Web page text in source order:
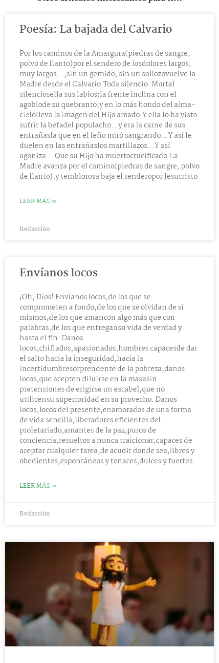
Poesía: La bajada del Calvario
Por los caminos de la Amargura(piedras de sangre,
polvo de llanto)por el sendero de losdolores largos,
muy largos…,sin un gemido, sin un sollozovuelve la
Madre desde el Calvario.Toda silencio. Mortal
silenciosella sus labios;la frente inclina con el
agobiode su quebranto,y en lo más hondo del alma-
cielolleva la imagen del Hijo amado.Y ella lo ha visto
sufrir la befadel populacho…y era la carne de sus
entrañasla que en el leño miró sangrando…Y así le
duelen en las entrañaslos martillazos…Y así
agoniza… Que su Hijo ha muertocrucificado.La
Madre avanza por el camino(piedras de sangre, polvo
de llanto),y temblorosa baja el senderopor Jesucristo
LEER MÁS »
Redacción
Envíanos locos
¡Oh, Dios! Envíanos locos,de los que se
comprometen a fondo,de los que se olvidan de sí
mismos,de los que amancon algo más que con
palabras,de los que entregansu vida de verdad y
hasta el fin. Danos
locos,chiflados,apasionados,hombres capacesde dar
el salto hacia la inseguridad,hacia la
incertidumbresorprendente de la pobreza;danos
locos,que acepten diluirse en la masasin
pretensiones de erigirse un escabel,que no
utilicensu superioridad en su provecho. Danos
locos,locos del presente,enamorados de una forma
de vida sencilla,liberadores eficientes del
proletariado,amantes de la paz,puros de
conciencia,resueltos a nunca traicionar,capaces de
aceptar cualquier tarea,de acudir donde sea,libres y
obedientes,espontáneos y tenaces,dulces y fuertes.
LEER MÁS »
Redacción